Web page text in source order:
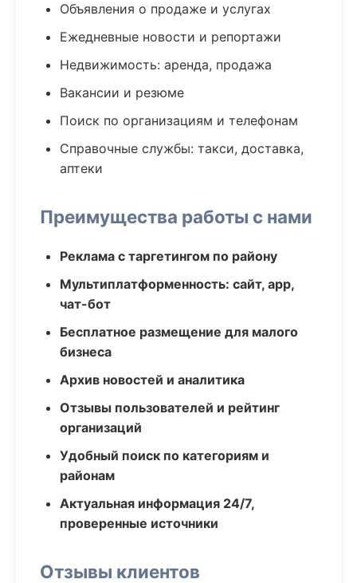
Объявления о продаже и услугах
Ежедневные новости и репортажи
Недвижимость: аренда, продажа
Вакансии и резюме
Поиск по организациям и телефонам
Справочные службы: такси, доставка,
аптеки
Преимущества работы с нами
Реклама с таргетингом по району
Мультиплатформенность: сайт, app,
чат-бот
Бесплатное размещение для малого
бизнеса
Архив новостей и аналитика
Отзывы пользователей и рейтинг
организаций
Удобный поиск по категориям и
районам
Актуальная информация 24/7,
проверенные источники
Отзывы клиентов